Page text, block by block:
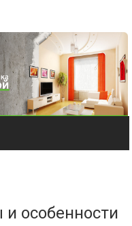
особенности